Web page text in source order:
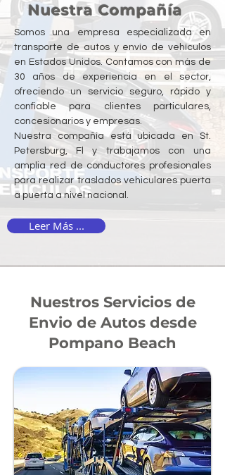
Nuestra Compañía
Somos una empresa especializada en
transporte de autos y envío de vehículos
en Estados Unidos. Contamos con más de
30 años de experiencia en el sector,
ofreciendo un servicio seguro, rápido y
confiable para clientes particulares,
concesionarios y empresas.
Nuestra compañía está ubicada en St.
Petersburg, Fl y trabajamos con una
amplia red de conductores profesionales
para realizar traslados vehiculares puerta
a puerta a nivel nacional.
Leer Más ...
Nuestros Servicios de
Envio de Autos desde
Pompano Beach